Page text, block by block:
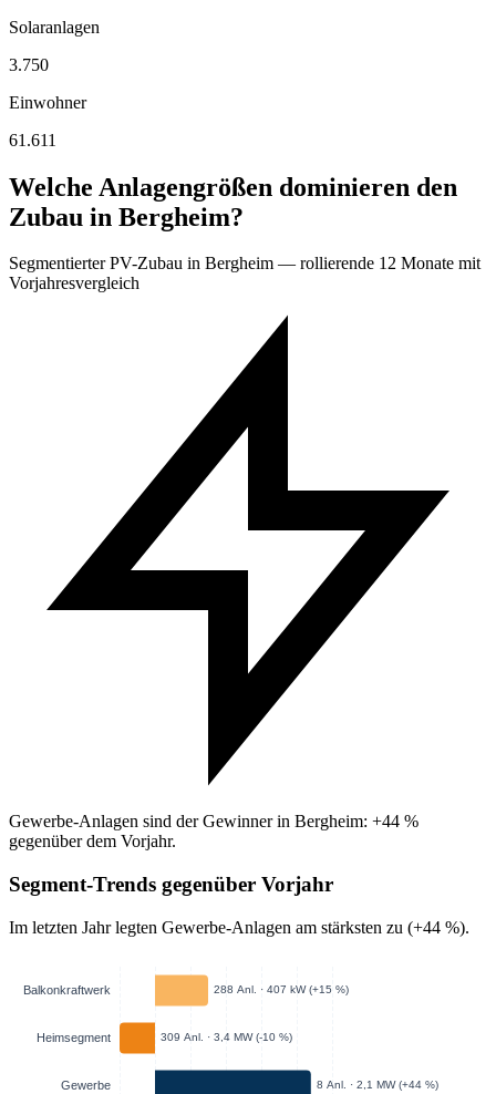
Solaranlagen
3.750
Einwohner
61.611
Welche Anlagengrößen dominieren den
Zubau in Bergheim?
Segmentierter PV-Zubau in Bergheim — rollierende 12 Monate mit
Vorjahresvergleich
Gewerbe-Anlagen sind der Gewinner in Bergheim: +44 %
gegenüber dem Vorjahr.
Segment-Trends gegenüber Vorjahr
Im letzten Jahr legten Gewerbe-Anlagen am stärksten zu (+44 %).